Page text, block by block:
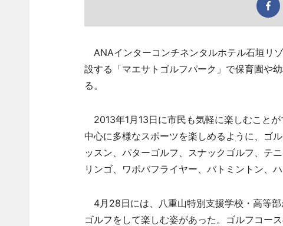
ANAインターコンチネンタルホテル石垣リ
設する「マエサトゴルフパーク」で保育園や
る。
2013年1月13日に市民も気軽に楽しむこと
中心に多様なスポーツを楽しめるように、ゴ
ッスン、パターゴルフ、スナックゴルフ、テ
リンゴ、ワポバフライヤー、バトミントン、
4月28日には、八重山特別支援学校・高等
ゴルフをして楽しむ姿があった。ゴルフコー